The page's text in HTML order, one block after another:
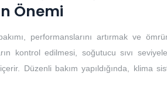
Önemi
performanslarını artırmak ve
kontrol edilmesi, soğutucu sıvı
Düzenli bakım yapıldığında, klima